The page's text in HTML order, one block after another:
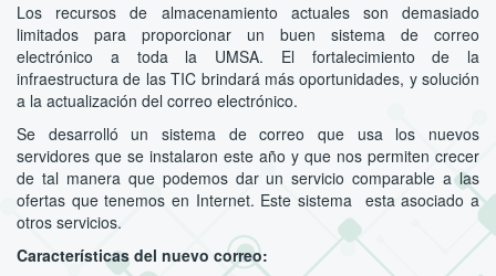
Los recursos de almacenamiento actuales son demasiado
limitados para proporcionar un buen sistema de correo
electrónico a toda la UMSA. El fortalecimiento de la
infraestructura de las TIC brindará más oportunidades, y solución
a la actualización del correo electrónico.
Se desarrolló un sistema de correo que usa los nuevos
servidores que se instalaron este año y que nos permiten crecer
de tal manera que podemos dar un servicio comparable a las
ofertas que tenemos en Internet. Este sistema esta asociado a
otros servicios.
Características del nuevo correo: